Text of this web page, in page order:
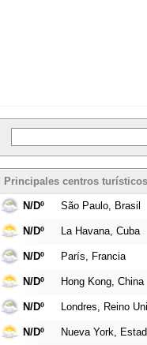
Principales centros
N/Dº São Paulo, Brasil
N/Dº La Havana, Cuba
N/Dº París, Francia
N/Dº Hong Kong, China
N/Dº Londres, Reino
N/Dº Nueva York,